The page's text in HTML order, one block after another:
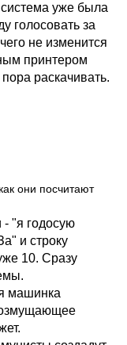
уже была
голосовать за
не изменится
принтером
раскачивать.
они посчитают
"я годосую
и строку
10. Сразу
машинка